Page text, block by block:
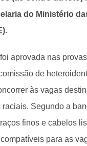
do Ministério
aprovada nas
de
às vagas
raciais. Segundo a
finos e cabelos
para as